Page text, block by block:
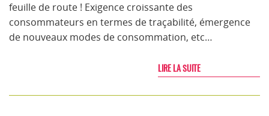
feuille de route ! Exigence croissante des
consommateurs en termes de traçabilité, émergence
de nouveaux modes de consommation, etc…
LIRE LA SUITE